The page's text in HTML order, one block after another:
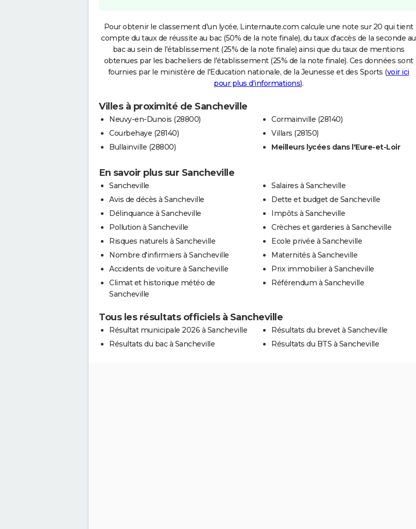
Pour obtenir le classement d'un lycée, Linternaute.com calcule une note sur 20 qui tient
compte du taux de réussite au bac (50% de la note finale), du taux d'accès de la seconde au
bac au sein de l'établissement (25% de la note finale) ainsi que du taux de mentions
obtenues par les bacheliers de l'établissement (25% de la note finale). Ces données sont
fournies par le ministère de l'Education nationale, de la Jeunesse et des Sports (voir ici
pour plus d'informations).
Villes à proximité de Sancheville
Neuvy-en-Dunois (28800)
Courbehaye (28140)
Bullainville (28800)
Cormainville (28140)
Villars (28150)
Meilleurs lycées dans l'Eure-et-Loir
En savoir plus sur Sancheville
Sancheville
Avis de décès à Sancheville
Délinquance à Sancheville
Pollution à Sancheville
Risques naturels à Sancheville
Nombre d'infirmiers à Sancheville
Accidents de voiture à Sancheville
Climat et historique météo de
Sancheville
Salaires à Sancheville
Dette et budget de Sancheville
Impôts à Sancheville
Crèches et garderies à Sancheville
Ecole privée à Sancheville
Maternités à Sancheville
Prix immobilier à Sancheville
Référendum à Sancheville
Tous les résultats officiels à Sancheville
Résultat municipale 2026 à Sancheville
Résultats du bac à Sancheville
Résultats du brevet à Sancheville
Résultats du BTS à Sancheville